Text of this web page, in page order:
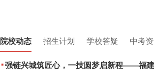
院校动态 招生计划 学校答疑 中考
强链兴城筑匠心，一技圆梦启新程——福建建筑学校2026年职业教育活动周圆满落幕